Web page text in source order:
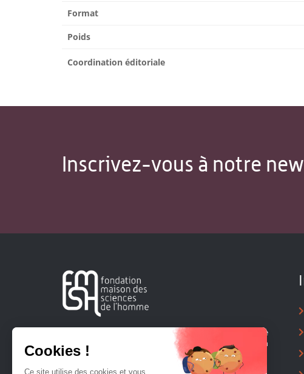
Format
Poids
Coordination éditoriale
Inscrivez-vous à notre
Créée en 1963, la Fondation Maison Sciences de l'Homme
soutient la recherche et la diffusion des connaissances en
sciences humaines et sociales.